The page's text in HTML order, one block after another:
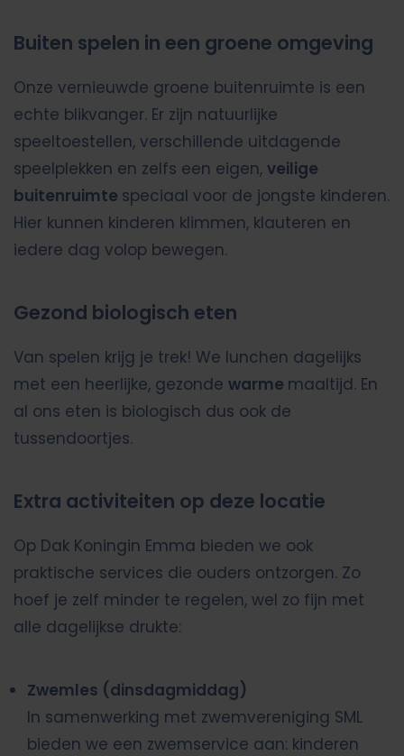
Buiten spelen in een groene omgeving
Onze vernieuwde groene buitenruimte is een
echte blikvanger. Er zijn natuurlijke
speeltoestellen, verschillende uitdagende
speelplekken en zelfs een eigen, veilige
buitenruimte speciaal voor de jongste kinderen.
Hier kunnen kinderen klimmen, klauteren en
iedere dag volop bewegen.
Gezond biologisch eten
Van spelen krijg je trek! We lunchen dagelijks
met een heerlijke, gezonde warme maaltijd. En
al ons eten is biologisch dus ook de
tussendoortjes.
Extra activiteiten op deze locatie
Op Dak Koningin Emma bieden we ook
praktische services die ouders ontzorgen. Zo
hoef je zelf minder te regelen, wel zo fijn met
alle dagelijkse drukte:
Zwemles (dinsdagmiddag)
In samenwerking met zwemvereniging SML
bieden we een zwemservice aan: kinderen